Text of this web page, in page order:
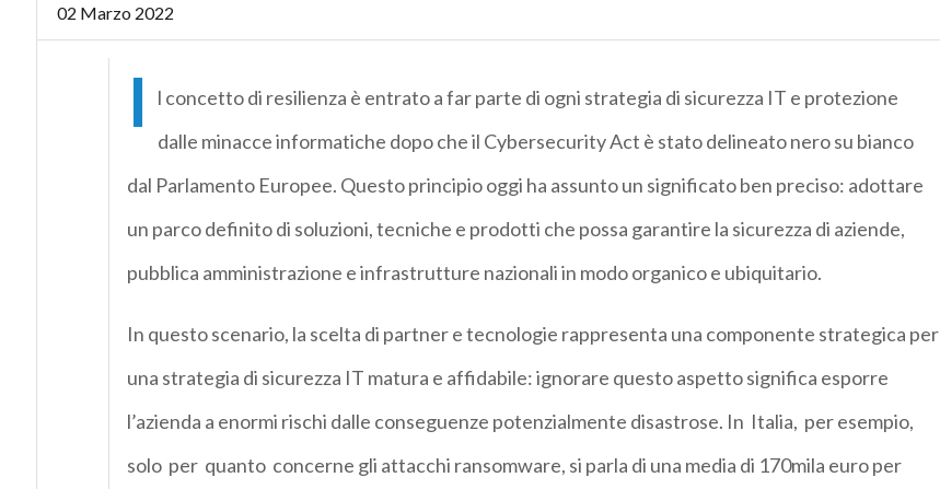
02 Marzo 2022
I
l concetto di resilienza è entrato a far parte di ogni strategia di sicurezza IT e protezione
dalle minacce informatiche dopo che il Cybersecurity Act è stato delineato nero su bianco
dal Parlamento Europee. Questo principio oggi ha assunto un significato ben preciso: adottare
un parco definito di soluzioni, tecniche e prodotti che possa garantire la sicurezza di aziende,
pubblica amministrazione e infrastrutture nazionali in modo organico e ubiquitario.
In questo scenario, la scelta di partner e tecnologie rappresenta una componente strategica per
una strategia di sicurezza IT matura e affidabile: ignorare questo aspetto significa esporre
l’azienda a enormi rischi dalle conseguenze potenzialmente disastrose. In Italia, per esempio,
solo per quanto concerne gli attacchi ransomware, si parla di una media di 170mila euro per